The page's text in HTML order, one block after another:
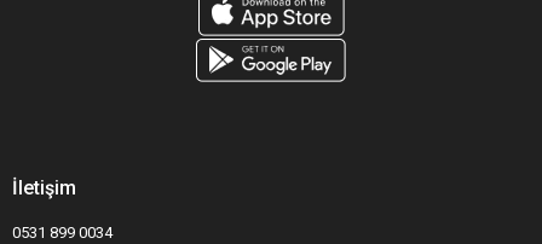
İletişim
0531 899 0034